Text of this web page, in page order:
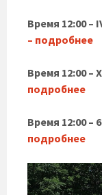
Время 12:00 –
– подробнее
Время 12:00 –
подробнее
Время 12:00 –
подробнее